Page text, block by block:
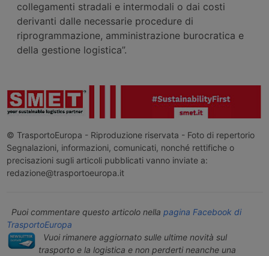
collegamenti stradali e intermodali o dai costi
derivanti dalle necessarie procedure di
riprogrammazione, amministrazione burocratica e
della gestione logistica”.
© TrasportoEuropa - Riproduzione riservata - Foto di repertorio
Segnalazioni, informazioni, comunicati, nonché rettifiche o
precisazioni sugli articoli pubblicati vanno inviate a:
redazione@trasportoeuropa.it
Puoi commentare questo articolo nella pagina Facebook di
TrasportoEuropa
Vuoi rimanere aggiornato sulle ultime novità sul
trasporto e la logistica e non perderti neanche una